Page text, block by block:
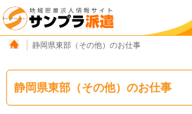
静岡県東部（その他）のお仕事
静岡県東部（その他）のお仕事